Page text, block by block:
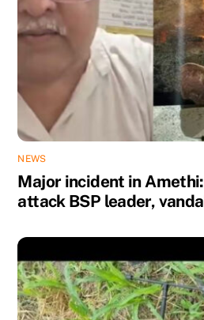
NEWS
Major incident in
attack BSP leader,